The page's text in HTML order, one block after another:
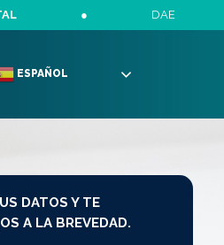
● DAE
ESPAÑOL
DATOS Y TE
A LA BREVEDAD.